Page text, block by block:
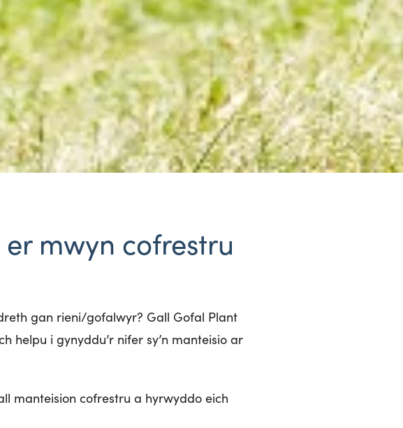
mwyn cofrestru
gan rieni/gofalwyr? Gall Gofal Plant
helpu i gynyddu’r nifer sy’n manteisio ar
manteision cofrestru a hyrwyddo eich